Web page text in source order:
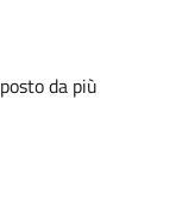
da più